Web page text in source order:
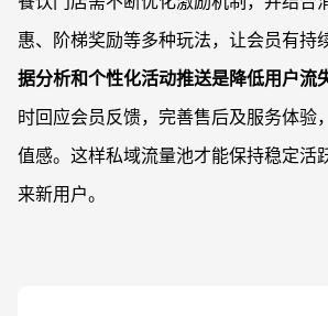
惠、阶梯奖励等多种玩法，让会员有持
据分析和个性化活动推送是降低用户流
时回应会员反馈，完善售后及服务体验
值感。这样私域流量池才能保持稳定活
来新用户。